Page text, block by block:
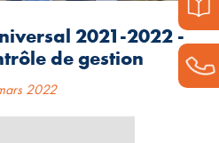
2021-2022 -
de gestion
2022